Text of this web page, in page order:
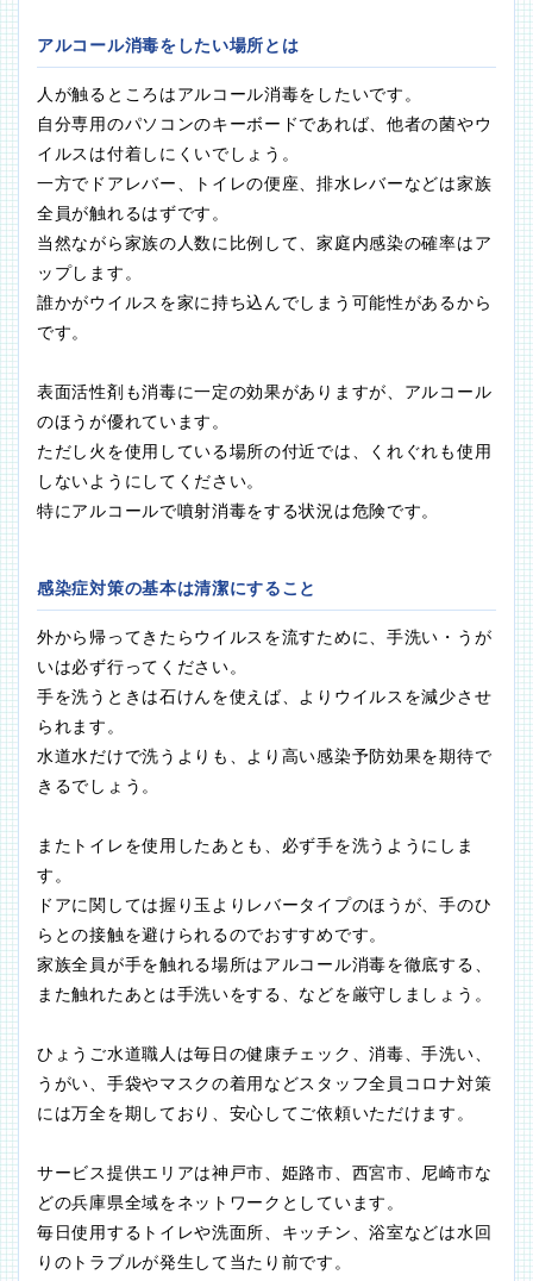
アルコール消毒をしたい場所とは
人が触るところはアルコール消毒をしたいです。
自分専用のパソコンのキーボードであれば、他者の菌やウ
イルスは付着しにくいでしょう。
一方でドアレバー、トイレの便座、排水レバーなどは家族
全員が触れるはずです。
当然ながら家族の人数に比例して、家庭内感染の確率はア
ップします。
誰かがウイルスを家に持ち込んでしまう可能性があるから
です。
表面活性剤も消毒に一定の効果がありますが、アルコール
のほうが優れています。
ただし火を使用している場所の付近では、くれぐれも使用
しないようにしてください。
特にアルコールで噴射消毒をする状況は危険です。
感染症対策の基本は清潔にすること
外から帰ってきたらウイルスを流すために、手洗い・うが
いは必ず行ってください。
手を洗うときは石けんを使えば、よりウイルスを減少させ
られます。
水道水だけで洗うよりも、より高い感染予防効果を期待で
きるでしょう。
またトイレを使用したあとも、必ず手を洗うようにしま
す。
ドアに関しては握り玉よりレバータイプのほうが、手のひ
らとの接触を避けられるのでおすすめです。
家族全員が手を触れる場所はアルコール消毒を徹底する、
また触れたあとは手洗いをする、などを厳守しましょう。
ひょうご水道職人は毎日の健康チェック、消毒、手洗い、
うがい、手袋やマスクの着用などスタッフ全員コロナ対策
には万全を期しており、安心してご依頼いただけます。
サービス提供エリアは神戸市、姫路市、西宮市、尼崎市な
どの兵庫県全域をネットワークとしています。
毎日使用するトイレや洗面所、キッチン、浴室などは水回
りのトラブルが発生して当たり前です。